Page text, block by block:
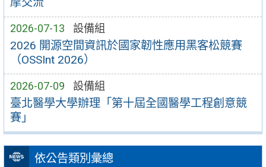
2026-07-13 設備組
2026 開源空間資訊於國家韌性應用黑客松競賽
（OSSInt 2026）
2026-07-09 設備組
臺北醫學大學辦理「第十屆全國醫學工程創意競
賽」
依公告類別彙總